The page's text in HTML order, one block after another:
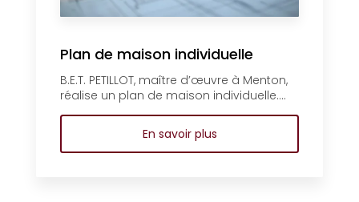
Plan de maison individuelle
B.E.T. PETILLOT, maître d’œuvre à Menton,
réalise un plan de maison individuelle....
En savoir plus